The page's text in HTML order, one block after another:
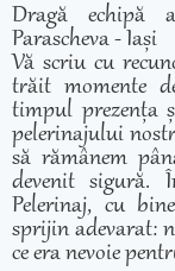
Dragă echipă
Parascheva - Iași
Vă scriu cu
trăit momente
timpul prezența
pelerinajului
să rămânem
devenit sigură.
Pelerinaj, cu
sprijin adevarat:
ce era nevoie